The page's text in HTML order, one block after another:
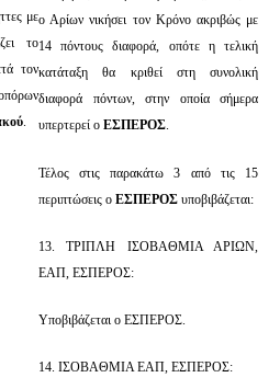
με
το
τον
ο Αρίων νικήσει τον Κρόνο ακριβώς με
14 πόντους διαφορά, οπότε η τελική
κατάταξη θα κριθεί στη συνολική
διαφορά πόντων, στην οποία σήμερα
υπερτερεί ο ΕΣΠΕΡΟΣ.
Τέλος στις παρακάτω 3 από τις 15
περιπτώσεις ο ΕΣΠΕΡΟΣ υποβιβάζεται:
13. ΤΡΙΠΛΗ ΙΣΟΒΑΘΜΙΑ ΑΡΙΩΝ,
ΕΑΠ, ΕΣΠΕΡΟΣ:
Υποβιβάζεται ο ΕΣΠΕΡΟΣ.
14. ΙΣΟΒΑΘΜΙΑ ΕΑΠ, ΕΣΠΕΡΟΣ: